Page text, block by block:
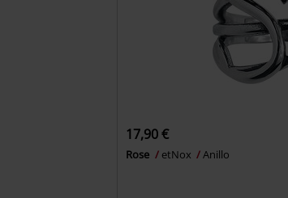
17,90 €
Rose etNox Anillo